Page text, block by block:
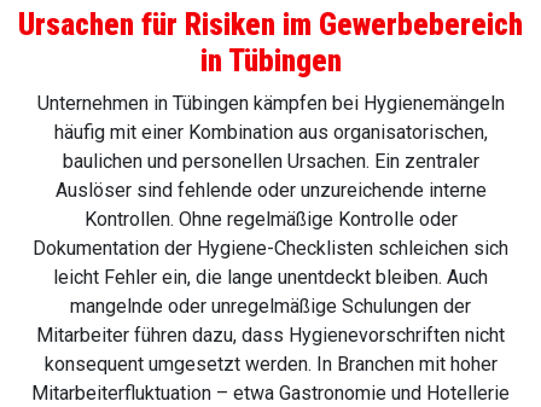
Ursachen für Risiken im Gewerbebereich
in Tübingen
Unternehmen in Tübingen kämpfen bei Hygienemängeln
häufig mit einer Kombination aus organisatorischen,
baulichen und personellen Ursachen. Ein zentraler
Auslöser sind fehlende oder unzureichende interne
Kontrollen. Ohne regelmäßige Kontrolle oder
Dokumentation der Hygiene-Checklisten schleichen sich
leicht Fehler ein, die lange unentdeckt bleiben. Auch
mangelnde oder unregelmäßige Schulungen der
Mitarbeiter führen dazu, dass Hygienevorschriften nicht
konsequent umgesetzt werden. In Branchen mit hoher
Mitarbeiterfluktuation – etwa Gastronomie und Hotellerie